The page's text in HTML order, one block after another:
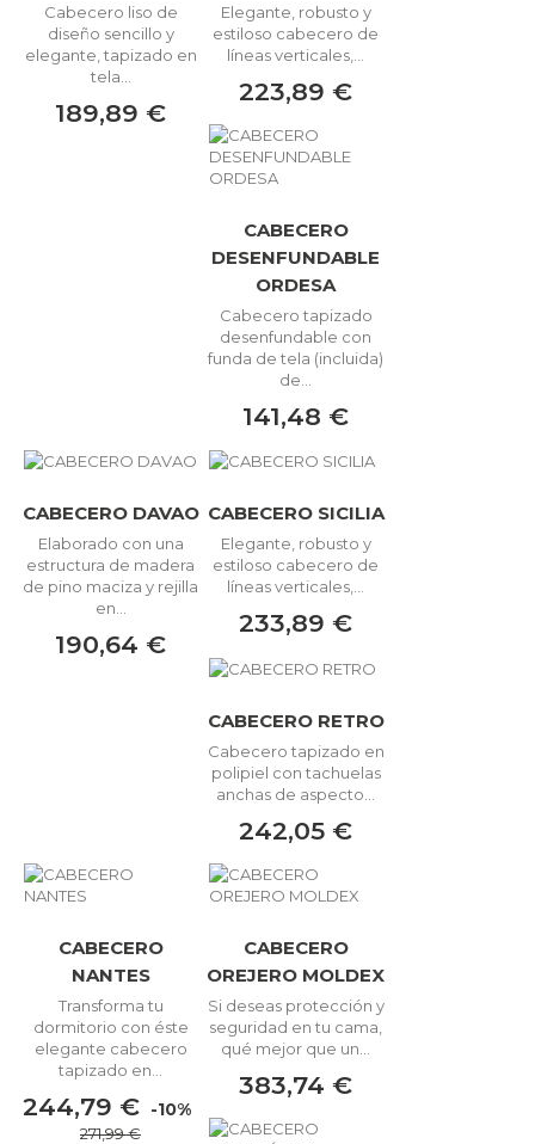
Cabecero liso de
diseño sencillo y
elegante, tapizado en
tela...
189,89 €
Elegante, robusto y
estiloso cabecero de
líneas verticales,...
223,89 €
CABECERO
DESENFUNDABLE
ORDESA
Cabecero tapizado
desenfundable con
funda de tela (incluida)
de...
141,48 €
CABECERO DAVAO
Elaborado con una
estructura de madera
de pino maciza y rejilla
en...
190,64 €
CABECERO SICILIA
Elegante, robusto y
estiloso cabecero de
líneas verticales,...
233,89 €
CABECERO RETRO
Cabecero tapizado en
polipiel con tachuelas
anchas de aspecto...
242,05 €
CABECERO
NANTES
Transforma tu
dormitorio con éste
elegante cabecero
tapizado en...
244,79 € -10%
271,99 €
CABECERO
OREJERO MOLDEX
Si deseas protección y
seguridad en tu cama,
qué mejor que un...
383,74 €